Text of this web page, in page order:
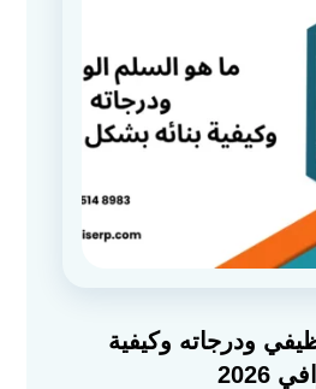
ودرجاته وكيفية
2026